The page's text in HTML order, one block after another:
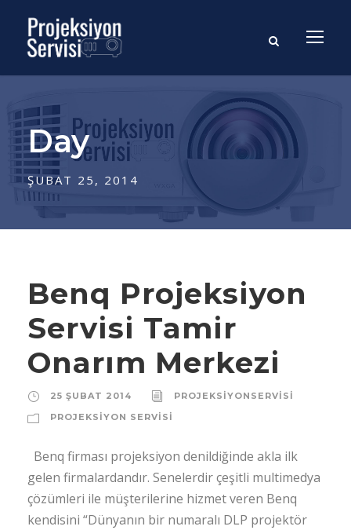
Day
ŞUBAT 25, 2014
Benq Projeksiyon
Servisi Tamir
Onarım Merkezi
25 ŞUBAT 2014
PROJEKSIYONSERVISI
PROJEKSIYON SERVISI
Benq firması projeksiyon denildiğinde akla ilk
gelen firmalardandır. Senelerdir çeşitli multimedya
çözümleri ile müşterilerine hizmet veren Benq
kendisini “Dünyanın bir numaralı DLP projektör